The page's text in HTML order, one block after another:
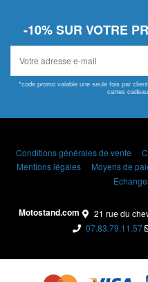
-10% SUR VOTRE
*code promo valable une seule fois par
cartes
Conditions générales de vente
Mentions légales
Moyens de
Motostand.com
21 rue du
07.83.79.11.57